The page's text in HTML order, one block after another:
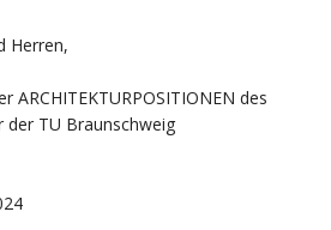
Herren,
ARCHITEKTURPOSITIONEN des
TU Braunschweig